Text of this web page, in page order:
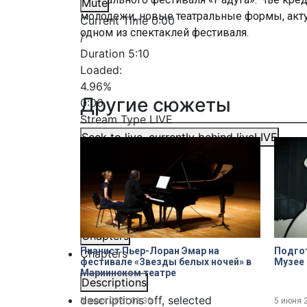
Mute
Current Time0:00
/
Duration 5:10
Loaded:
4.96%
0:00
Stream TypeLIVE
Seek to live, currently behind liveLIVE
5:10
1x
Playback Rate
Chapters
Chapters
Descriptions
descriptions off, selected
молодежи, новые театральные формы,
одном из спектаклей фестиваля.
Другие сюжеты
Пианист Пьер-Лоран Эмар на
фестивале «Звезды белых ночей» в
Мариинском театре
5 июня 202108:30
Музее
5 июня